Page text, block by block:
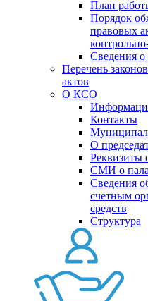
План
Порядок
правовых
Сведения о
Перечень
актов
О КСО
Контакты
О
Реквизиты
СМИ о
Сведения
счетным
средств
Структура